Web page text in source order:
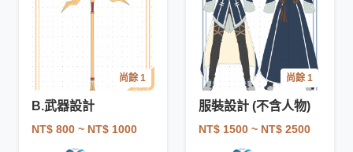
尚餘 1
B.武器設計
NT$ 800 ~ NT$ 1000
尚餘 1
服裝設計 (不含人物)
NT$ 1500 ~ NT$ 2500